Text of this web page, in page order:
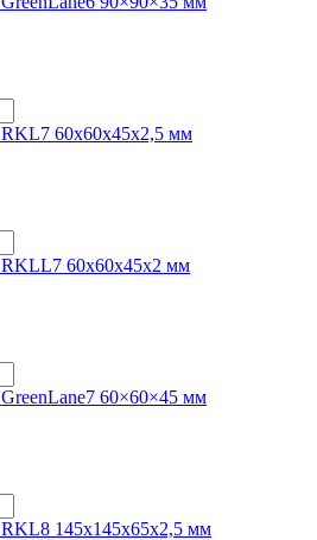
60x60x45x2,5 мм
60x60x45x2 мм
60×60×45 мм
145x145x65x2,5 мм